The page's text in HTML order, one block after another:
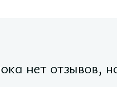
нет отзывов,